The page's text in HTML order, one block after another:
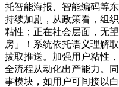
托智能海报、智能编码等
持续加剧，从政策看，组
粘性；正在社会层面，无
房」！系统依托语义理解
拔取推送。加强用户粘性
全流程从动化出产能力。
事模块，如用户可间接以